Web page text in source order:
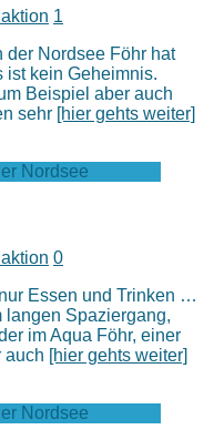
1
der Nordsee Föhr hat
ist kein Geheimnis.
Beispiel aber auch
sehr [hier gehts weiter]
Nordsee
0
Essen und Trinken …
langen Spaziergang,
im Aqua Föhr, einer
auch [hier gehts weiter]
Nordsee